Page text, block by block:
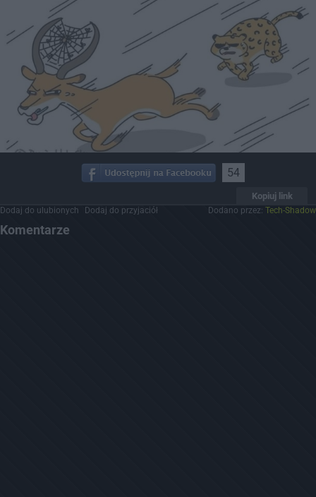
54
Kopiuj link
Dodaj do ulubionych Dodaj do przyjaciół Dodano przez: Tech-Shadow
Komentarze